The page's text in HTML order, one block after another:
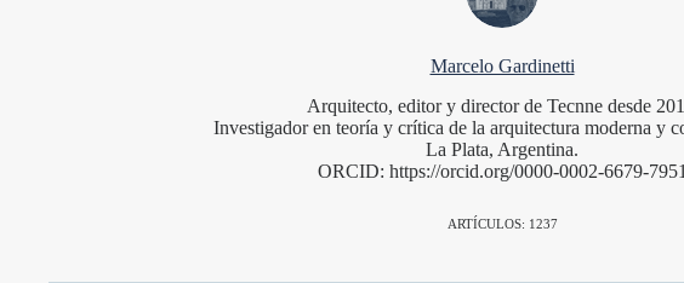
Marcelo Gardinetti
Arquitecto, editor y director de Tecnne desde
Investigador en teoría y crítica de la arquitectura moderna y
La Plata, Argentina.
ORCID: https://orcid.org/0000-0002-6679-7951
ARTÍCULOS: 1237